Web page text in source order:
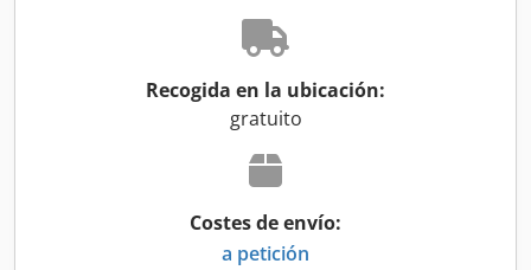
Recogida en la ubicación:
gratuito
Costes de envío:
a petición